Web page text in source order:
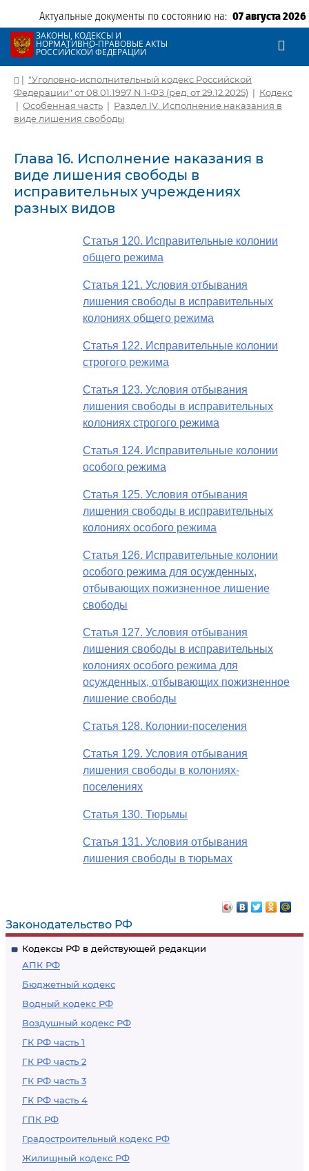
Актуальные документы по состоянию на: 07 августа 2026
ЗАКОНЫ, КОДЕКСЫ И
НОРМАТИВНО-ПРАВОВЫЕ АКТЫ
РОССИЙСКОЙ ФЕДЕРАЦИИ
Законодательство РФ
Кодексы РФ в действующей редакции
АПК РФ
Бюджетный кодекс
Водный кодекс РФ
Воздушный кодекс РФ
ГК РФ часть 1
ГК РФ часть 2
ГК РФ часть 3
ГК РФ часть 4
ГПК РФ
Градостроительный кодекс РФ
Жилищный кодекс РФ
| "Уголовно-исполнительный кодекс Российской
Федерации" от 08.01.1997 N 1-ФЗ (ред. от 29.12.2025) | Кодекс
| Особенная часть | Раздел IV. Исполнение наказания в
виде лишения свободы
Глава 16. Исполнение наказания в
виде лишения свободы в
исправительных учреждениях
разных видов
Статья 120. Исправительные колонии
общего режима
Статья 121. Условия отбывания
лишения свободы в исправительных
колониях общего режима
Статья 122. Исправительные колонии
строгого режима
Статья 123. Условия отбывания
лишения свободы в исправительных
колониях строгого режима
Статья 124. Исправительные колонии
особого режима
Статья 125. Условия отбывания
лишения свободы в исправительных
колониях особого режима
Статья 126. Исправительные колонии
особого режима для осужденных,
отбывающих пожизненное лишение
свободы
Статья 127. Условия отбывания
лишения свободы в исправительных
колониях особого режима для
осужденных, отбывающих пожизненное
лишение свободы
Статья 128. Колонии-поселения
Статья 129. Условия отбывания
лишения свободы в колониях-
поселениях
Статья 130. Тюрьмы
Статья 131. Условия отбывания
лишения свободы в тюрьмах